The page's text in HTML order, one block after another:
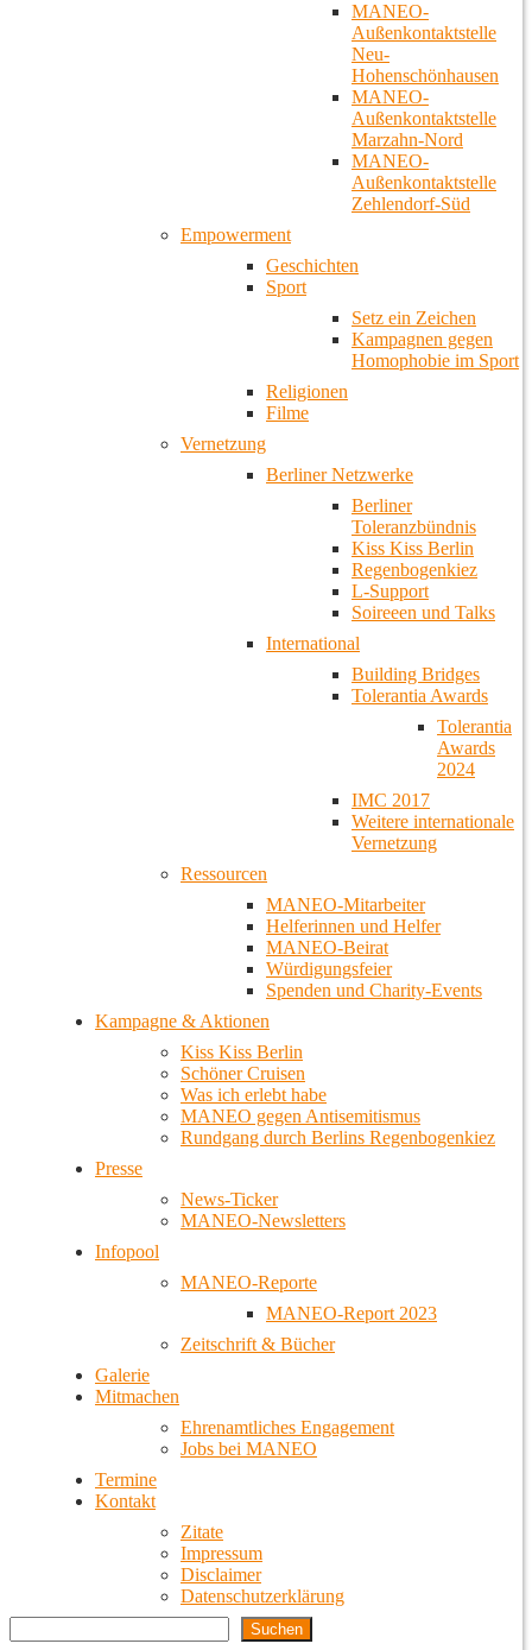
MANEO-
Außenkontaktstelle
Neu-
Hohenschönhausen
MANEO-
Außenkontaktstelle
Marzahn-Nord
MANEO-
Außenkontaktstelle
Zehlendorf-Süd
Empowerment
Geschichten
Sport
Setz ein Zeichen
Kampagnen gegen
Homophobie im Sport
Religionen
Filme
Vernetzung
Berliner Netzwerke
Berliner
Toleranzbündnis
Kiss Kiss Berlin
Regenbogenkiez
L-Support
Soireeen und Talks
International
Building Bridges
Tolerantia Awards
Tolerantia
Awards
2024
IMC 2017
Weitere internationale
Vernetzung
Ressourcen
MANEO-Mitarbeiter
Helferinnen und Helfer
MANEO-Beirat
Würdigungsfeier
Spenden und Charity-Events
Kampagne & Aktionen
Kiss Kiss Berlin
Schöner Cruisen
Was ich erlebt habe
MANEO gegen Antisemitismus
Rundgang durch Berlins Regenbogenkiez
Presse
News-Ticker
MANEO-Newsletters
Infopool
MANEO-Reporte
MANEO-Report 2023
Zeitschrift & Bücher
Galerie
Mitmachen
Ehrenamtliches Engagement
Jobs bei MANEO
Termine
Kontakt
Zitate
Impressum
Disclaimer
Datenschutzerklärung
Suchen